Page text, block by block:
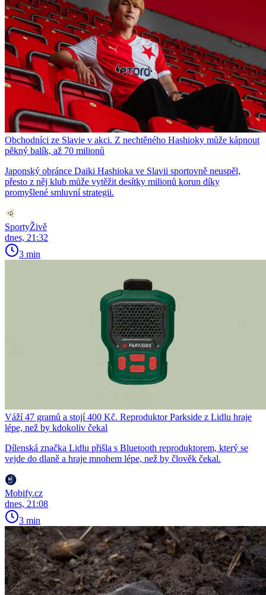
Obchodníci ze Slavie v akci. Z nechtěného Hashioky může kápnout
pěkný balík, až 70 milionů
Japonský obránce Daiki Hashioka ve Slavii sportovně neuspěl,
přesto z něj klub může vytěžit desítky milionů korun díky
promyšlené smluvní strategii.
SportyŽivě
dnes, 21:32
3 min
Váží 47 gramů a stojí 400 Kč. Reproduktor Parkside z Lidlu hraje
lépe, než by kdokoliv čekal
Dílenská značka Lidlu přišla s Bluetooth reproduktorem, který se
vejde do dlaně a hraje mnohem lépe, než by člověk čekal.
Mobify.cz
dnes, 21:08
3 min